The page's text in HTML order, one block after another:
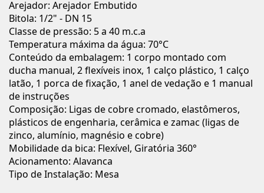
Arejador: Arejador Embutido
Bitola: 1/2" - DN 15
Classe de pressão: 5 a 40 m.c.a
Temperatura máxima da água: 70°C
Conteúdo da embalagem: 1 corpo montado com
ducha manual, 2 flexíveis inox, 1 calço plástico, 1 calço
latão, 1 porca de fixação, 1 anel de vedação e 1 manual
de instruções
Composição: Ligas de cobre cromado, elastômeros,
plásticos de engenharia, cerâmica e zamac (ligas de
zinco, alumínio, magnésio e cobre)
Mobilidade da bica: Flexível, Giratória 360°
Acionamento: Alavanca
Tipo de Instalação: Mesa